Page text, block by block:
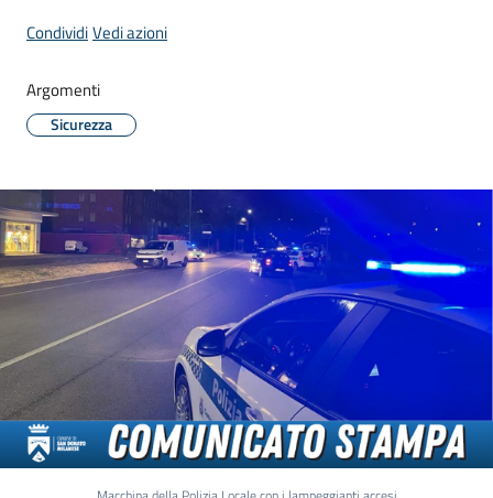
Seguici
su
CondividiVedi azioni
Argomenti
Sicurezza